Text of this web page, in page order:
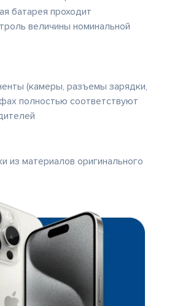
батарея проходит
величины номинальной
(камеры, разъемы зарядки,
полностью соответствуют
из материалов оригинального